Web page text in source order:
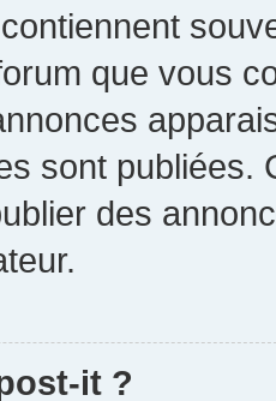
que vous
sont publiées.
des
it ?